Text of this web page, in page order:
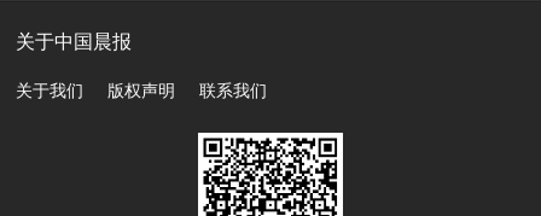
关于中国晨报
关于我们 版权声明 联系我们